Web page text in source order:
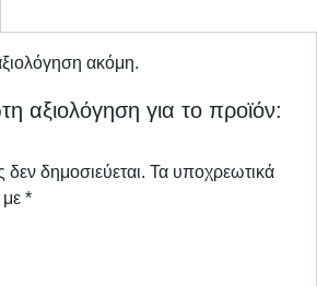
ακόμη.
αξιολόγηση για το προϊόν:
δημοσιεύεται. Τα υποχρεωτικά
με *